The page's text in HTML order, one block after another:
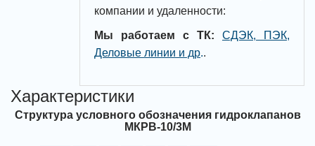
компании и удаленности:
Мы работаем с ТК:
СДЭК, ПЭК,
Деловые линии и др..
Характеристики
Структура условного обозначения гидроклапанов
МКРВ-10/3М